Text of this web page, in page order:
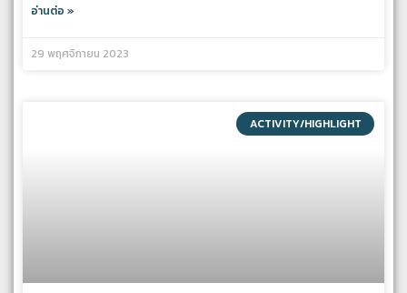
อ่านต่อ »
29 พฤศจิกายน 2023
ACTIVITY/HIGHLIGHT